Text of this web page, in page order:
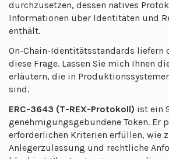
durchzusetzen, dessen natives
Informationen über Identitäten und
enthält.
On-Chain-Identitätsstandards liefern
diese Frage. Lassen Sie mich Ihnen
erläutern, die in
sind.
ERC-3643 (T-REX-Protokoll) ist ein
genehmigungsgebundene Token. Er
erforderlichen Kriterien erfüllen, wie z.
Anlegerzulassung und rechtliche